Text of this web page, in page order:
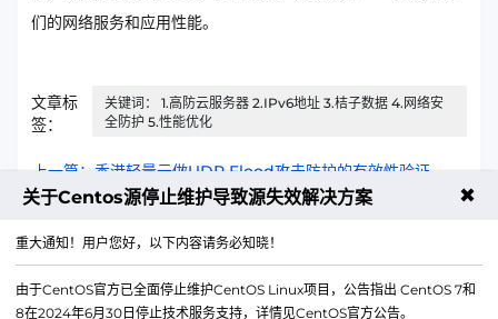
们的网络服务和应用性能。
文章标
签：
关键词： 1.高防云服务器 2.IPv6地址 3.桔子数据 4.网络安
全防护 5.性能优化
上一篇：香港轻量云做UDP Flood攻击防护的有效性验证
关于Centos源停止维护导致源失效解决方案 ✖
重大通知！用户您好，以下内容请务必知晓！
由于CentOS官方已全面停止维护CentOS Linux项目，公告指出 CentOS 7和
8在2024年6月30日停止技术服务支持，详情见CentOS官方公告。